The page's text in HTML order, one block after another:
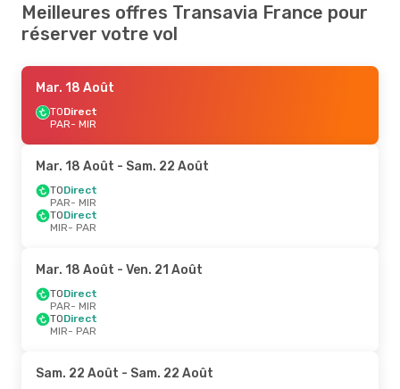
Meilleures offres Transavia France pour
réserver votre vol
Mar. 18 Août
TODirect
PAR- MIR
Mar. 18 Août - Sam. 22 Août
TODirect
PAR- MIR
TODirect
MIR- PAR
Mar. 18 Août - Ven. 21 Août
TODirect
PAR- MIR
TODirect
MIR- PAR
Sam. 22 Août - Sam. 22 Août